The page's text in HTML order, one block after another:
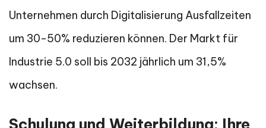
Unternehmen durch Digitalisierung Ausfallzeiten
um 30-50% reduzieren können. Der Markt für
Industrie 5.0 soll bis 2032 jährlich um 31,5%
wachsen.